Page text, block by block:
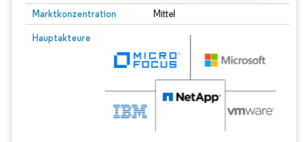
Marktkonzentration Mittel
Hauptakteure